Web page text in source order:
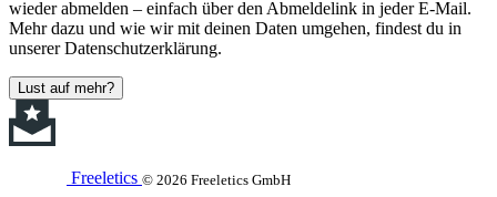
wieder abmelden – einfach über den Abmeldelink in jeder E-Mail.
Mehr dazu und wie wir mit deinen Daten umgehen, findest du in
unserer Datenschutzerklärung.
Lust auf mehr?
Freeletics © 2026 Freeletics GmbH